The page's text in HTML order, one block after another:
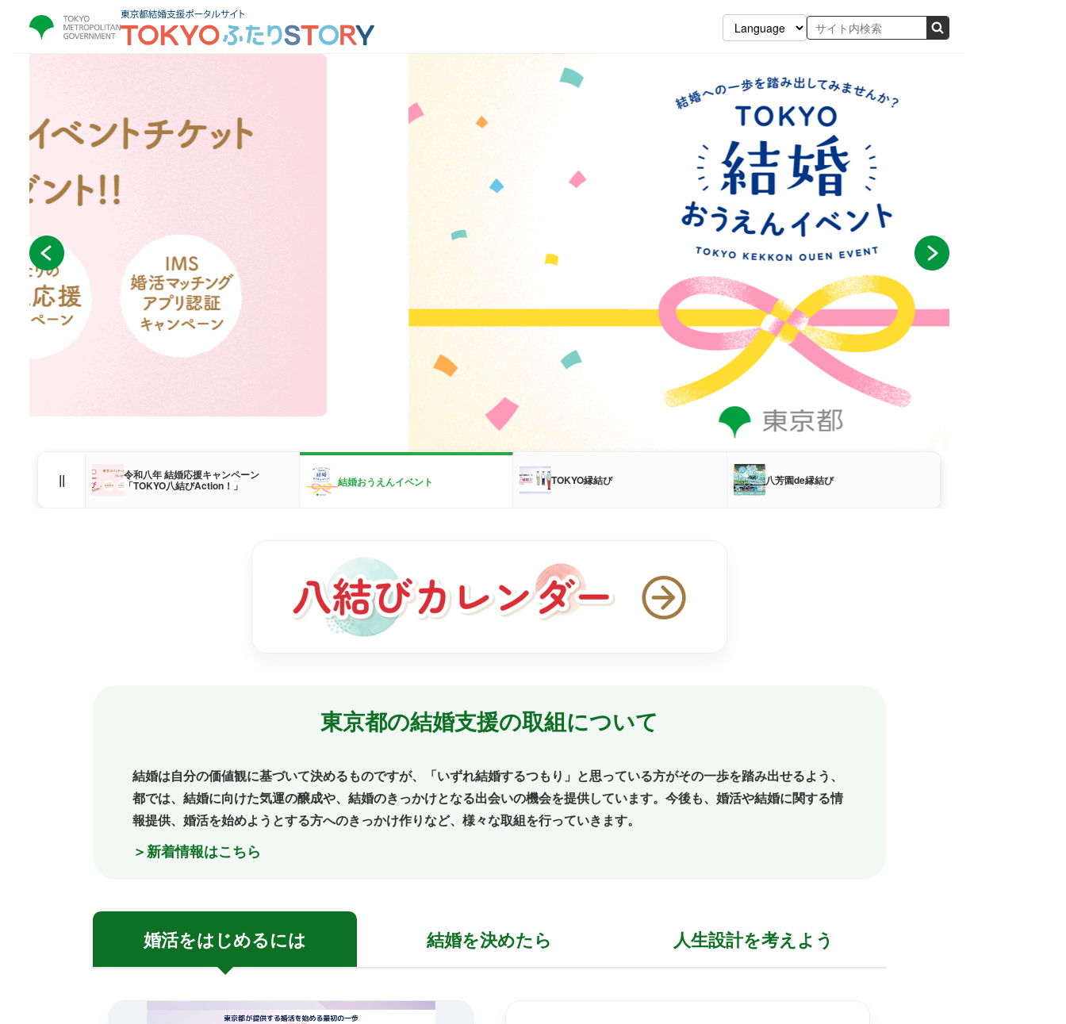
|| 令和八年 結婚応援キャンペーン
「TOKYO八結びAction！」 結婚おうえんイベント TOKYO縁結び 八芳園de縁結び
東京都の結婚支援の取組について
結婚は自分の価値観に基づいて決めるものですが、「いずれ結婚するつもり」と思っている方がその一歩を踏み出せるよう、
都では、結婚に向けた気運の醸成や、結婚のきっかけとなる出会いの機会を提供しています。今後も、婚活や結婚に関する情
報提供、婚活を始めようとする方へのきっかけ作りなど、様々な取組を行っていきます。
＞新着情報はこちら
婚活をはじめるには 結婚を決めたら 人生設計を考えよう